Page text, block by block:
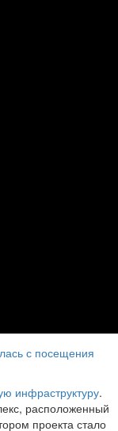
с посещения
инфраструктуру.
расположенный
проекта стало